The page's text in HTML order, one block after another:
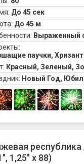
До 45 сек
До 45 м
Выраженный
паучки,
Красный, Зеленый,
Новый Год,
республика
1,25" х 88)